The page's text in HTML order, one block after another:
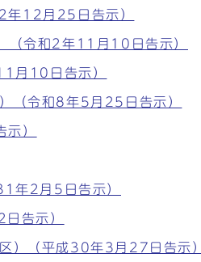
年12月25日告示）
（令和2年11月10日告示）
月10日告示）
（令和8年5月25日告示）
）
年2月5日告示）
告示）
）（平成30年3月27日告示）